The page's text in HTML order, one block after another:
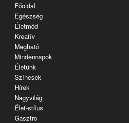
Főoldal
Egészség
Életmód
Kreatív
Megható
Mindennapok
Életünk
Színesek
Hírek
Nagyvilág
Élet-stílus
Gasztro